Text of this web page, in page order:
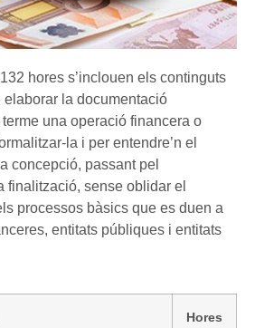
hores s’inclouen els continguts
elaborar la documentació
una operació financera o
la i per entendre’n el
concepció, passant pel
finalització, sense oblidar el
processos bàsics que es duen a
entitats públiques i entitats
Hores